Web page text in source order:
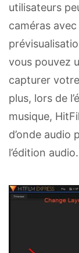
utilisateurs
caméras
vous pouvez
capturer
plus, lors de
musique,
d’onde audio
l’édition audio.